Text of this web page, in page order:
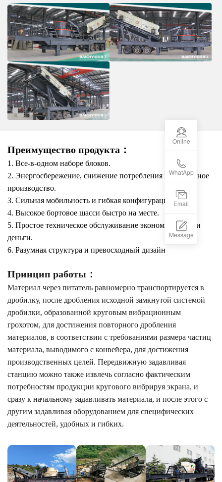
Преимущество продукта：
1. Все-в-одном наборе блоков.
2. Энергосбережение, снижение потребления и стабильное
производство.
3. Сильная мобильность и гибкая конфигурация
4. Высокое бортовое шасси быстро на месте.
5. Простое техническое обслуживание экономит время и
деньги.
6. Разумная структура и превосходный дизайн
Принцип работы：
Материал через питатель равномерно транспортируется в
дробилку, после дробления исходной замкнутой системой
дробилки, образованной круговым вибрационным
грохотом, для достижения повторного дробления
материалов, в соответствии с требованиями размера частиц
материала, выводимого с конвейера, для достижения
производственных целей. Передвижную задавливая
станцию можно также извлечь согласно фактическим
потребностям продукции кругового вибрируя экрана, и
сразу к начальному задавливать материала, и после этого с
другим задавливая оборудованием для специфических
деятельностей, удобных и гибких.
Online
WhatApp
Email
Message